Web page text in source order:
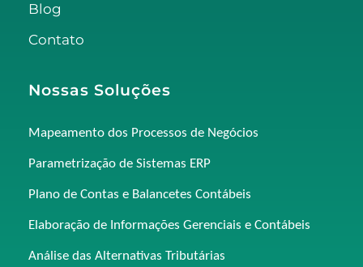
Blog
Contato
Nossas Soluções
Mapeamento dos Processos de Negócios
Parametrização de Sistemas ERP
Plano de Contas e Balancetes Contábeis
Elaboração de Informações Gerenciais e Contábeis
Análise das Alternativas Tributárias